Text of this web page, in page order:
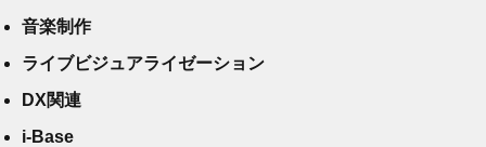
音楽制作
ライブビジュアライゼーション
DX関連
i-Base